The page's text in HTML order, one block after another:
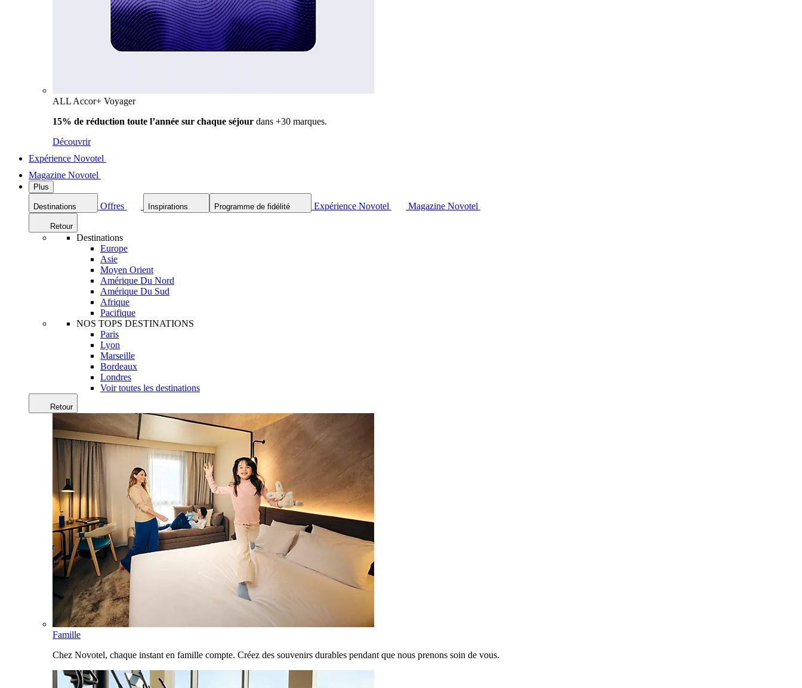
ALL Accor+ Voyager
15% de réduction toute l’année sur chaque séjour dans +30 marques.
Découvrir
Expérience Novotel
Magazine Novotel
Plus
Destinations Offres Inspirations Programme de fidélité Expérience Novotel Magazine Novotel
Retour
Destinations
Europe
Asie
Moyen Orient
Amérique Du Nord
Amérique Du Sud
Afrique
Pacifique
NOS TOPS DESTINATIONS
Paris
Lyon
Marseille
Bordeaux
Londres
Voir toutes les destinations
Retour
Famille
Chez Novotel, chaque instant en famille compte. Créez des souvenirs durables pendant que nous prenons soin de vous.